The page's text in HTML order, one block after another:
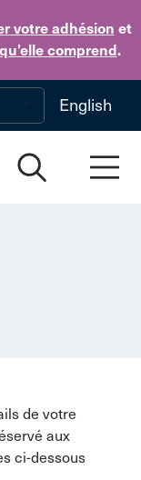
votre adhésion et
qu’elle comprend.
to main content
English
de votre
aux
ci-dessous